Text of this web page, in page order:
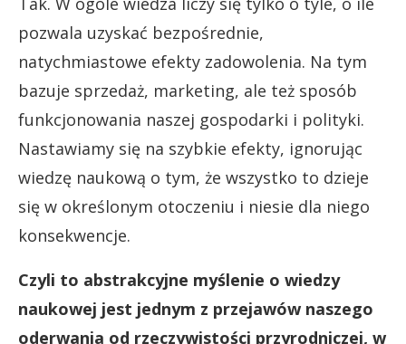
pozwala uzyskać bezpośrednie,
natychmiastowe efekty zadowolenia. Na tym
bazuje sprzedaż, marketing, ale też sposób
funkcjonowania naszej gospodarki i polityki.
Nastawiamy się na szybkie efekty, ignorując
wiedzę naukową o tym, że wszystko to dzieje
się w określonym otoczeniu i niesie dla niego
konsekwencje.
Czyli to abstrakcyjne myślenie o wiedzy
naukowej jest jednym z przejawów naszego
oderwania od rzeczywistości przyrodniczej, w